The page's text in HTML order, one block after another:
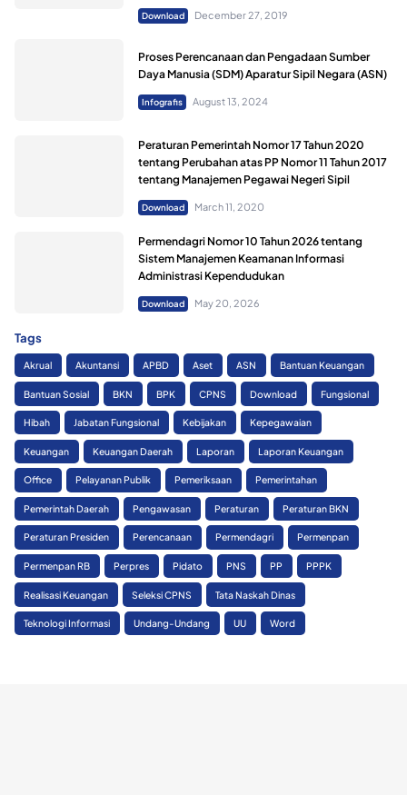
Download December 27, 2019
Proses Perencanaan dan Pengadaan Sumber
Daya Manusia (SDM) Aparatur Sipil Negara (ASN)
Infografis August 13, 2024
Peraturan Pemerintah Nomor 17 Tahun 2020
tentang Perubahan atas PP Nomor 11 Tahun 2017
tentang Manajemen Pegawai Negeri Sipil
Download March 11, 2020
Permendagri Nomor 10 Tahun 2026 tentang
Sistem Manajemen Keamanan Informasi
Administrasi Kependudukan
Download May 20, 2026
Tags
Akrual Akuntansi APBD Aset ASN Bantuan Keuangan
Bantuan Sosial BKN BPK CPNS Download Fungsional
Hibah Jabatan Fungsional Kebijakan Kepegawaian
Keuangan Keuangan Daerah Laporan Laporan Keuangan
Office Pelayanan Publik Pemeriksaan Pemerintahan
Pemerintah Daerah Pengawasan Peraturan Peraturan BKN
Peraturan Presiden Perencanaan Permendagri Permenpan
Permenpan RB Perpres Pidato PNS PP PPPK
Realisasi Keuangan Seleksi CPNS Tata Naskah Dinas
Teknologi Informasi Undang-Undang UU Word